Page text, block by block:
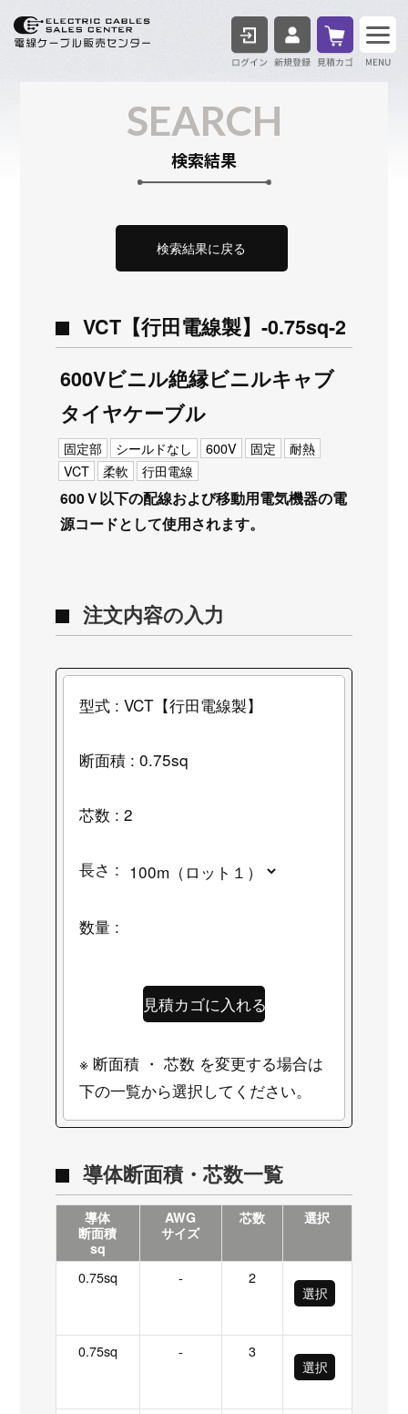
ログイン 見積
SEARCH
検索結果
検索結果に戻る
VCT【行田電線製】-0.75sq-2
600Vビニル絶縁ビニルキャブ
タイヤケーブル
固定部 シールドなし 600V 固定
耐熱
VCT
柔軟 行田電線
600Ｖ以下の配線および移動用電気機器の電
源コードとして使用されます。
注文内容の入力
型式 : VCT【行田電線製】
断面積 : 0.75sq
芯数 : 2
長さ :
数量 :
※ 断面積 ・ 芯数 を変更する場合は
下の一覧から選択してください。
導体断面積・芯数一覧
導体
断面積
sq
AWG
サイズ
芯数 選択
0.75sq -
2
選択
0.75sq -
3
選択